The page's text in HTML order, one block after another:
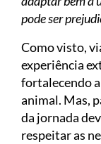
pode ser
Como visto,
experiência
fortalecendo
animal. Mas,
da jornada
respeitar as